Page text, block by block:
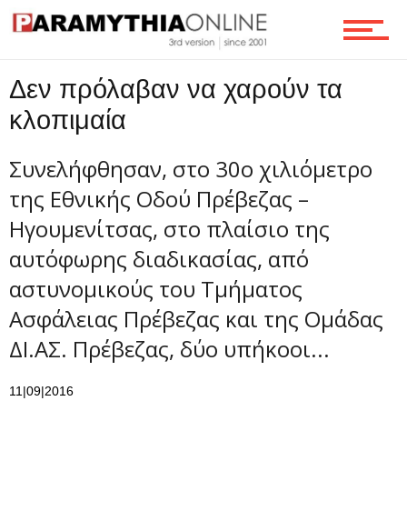
Τεχνολογία
Ροή
Επικοινωνία
Δεν πρόλαβαν να χαρούν τα
κλοπιμαία
Συνελήφθησαν, στο 30ο χιλιόμετρο
της Εθνικής Οδού Πρέβεζας –
Ηγουμενίτσας, στο πλαίσιο της
αυτόφωρης διαδικασίας, από
αστυνομικούς του Τμήματος
Ασφάλειας Πρέβεζας και της Ομάδας
ΔΙ.ΑΣ. Πρέβεζας, δύο υπήκοοι...
11|09|2016